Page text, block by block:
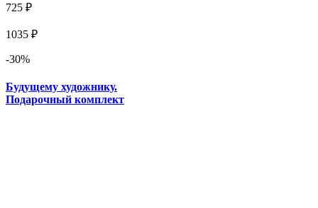
725 ₽
1035 ₽
-30%
Будущему художнику.
Подарочный комплект